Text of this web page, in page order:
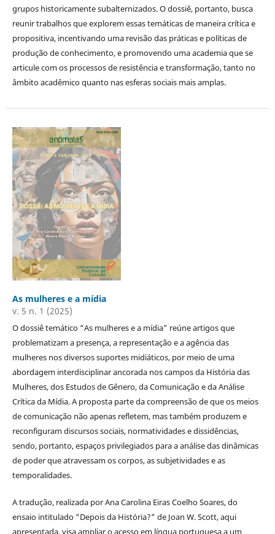
grupos historicamente subalternizados. O dossiê, portanto, busca
reunir trabalhos que explorem essas temáticas de maneira crítica e
propositiva, incentivando uma revisão das práticas e políticas de
produção de conhecimento, e promovendo uma academia que se
articule com os processos de resistência e transformação, tanto no
âmbito acadêmico quanto nas esferas sociais mais amplas.
As mulheres e a mídia
v. 5 n. 1 (2025)
O dossiê temático “As mulheres e a mídia” reúne artigos que
problematizam a presença, a representação e a agência das
mulheres nos diversos suportes midiáticos, por meio de uma
abordagem interdisciplinar ancorada nos campos da História das
Mulheres, dos Estudos de Gênero, da Comunicação e da Análise
Crítica da Mídia. A proposta parte da compreensão de que os meios
de comunicação não apenas refletem, mas também produzem e
reconfiguram discursos sociais, normatividades e dissidências,
sendo, portanto, espaços privilegiados para a análise das dinâmicas
de poder que atravessam os corpos, as subjetividades e as
temporalidades.
A tradução, realizada por Ana Carolina Eiras Coelho Soares, do
ensaio intitulado "Depois da História?" de Joan W. Scott, aqui
apresentada, visa ampliar o acesso em língua portuguesa a um